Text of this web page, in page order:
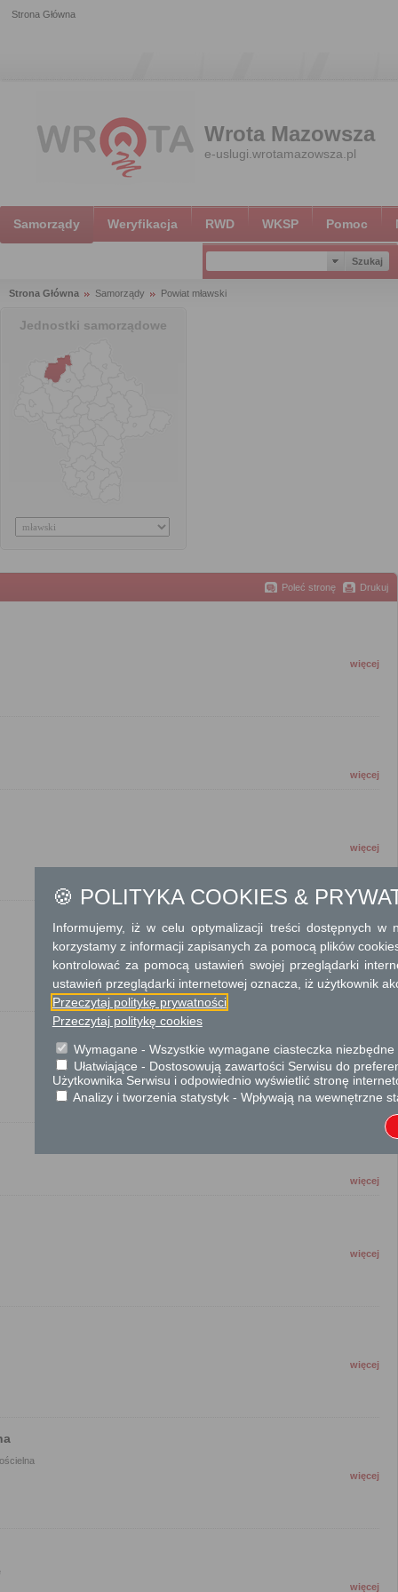
Strona Główna
Wrota Mazowsza
e-uslugi.wrotamazowsza.pl
Samorządy Weryfikacja RWD WKSP Pomoc
Strona Główna Samorządy Powiat mławski
Jednostki samorządowe
Poleć stronę Drukuj
więcej
więcej
więcej
więcej
więcej
więcej
więcej
więcej
więcej
więcej
🍪 POLITYKA COOKIES &
Informujemy, iż w celu optymalizacji treści dostępnych w
korzystamy z informacji zapisanych za pomocą plików
kontrolować za pomocą ustawień swojej przeglądarki
ustawień przeglądarki internetowej oznacza, iż użytkownik
Przeczytaj politykę prywatności
Przeczytaj politykę cookies
Wymagane - Wszystkie wymagane ciasteczka
Ułatwiające - Dostosowują zawartości Serwisu do
Użytkownika Serwisu i odpowiednio wyświetlić stronę
Analizy i tworzenia statystyk - Wpływają na wewnętrzne